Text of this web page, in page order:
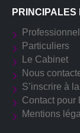
PRINCIPALES
Particuliers
Le Cabinet
Nous
S’inscrire à
Contact pour
Mentions